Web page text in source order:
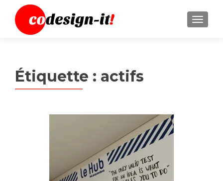
MENU
Étiquette : actifs